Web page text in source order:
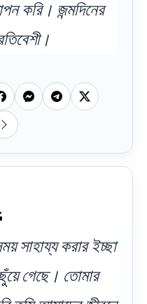
করি। জন্মদিনের
সাহায্য করার ইচ্ছা
গেছে। তোমার